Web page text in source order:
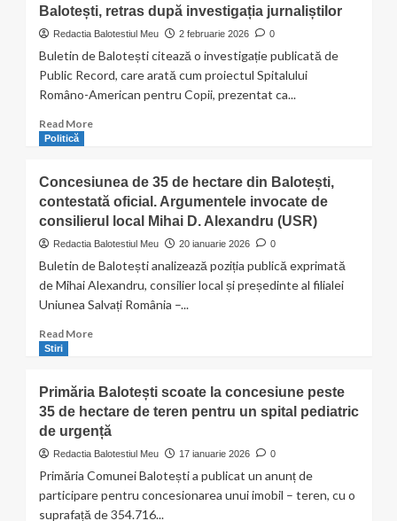
Balotești, retras după investigația jurnaliștilor
Redactia Balotestiul Meu 2 februarie 2026 0
Buletin de Balotești citează o investigație publicată de
Public Record, care arată cum proiectul Spitalului
Româno-American pentru Copii, prezentat ca...
Read MoreRead
de
250
de
milioane
euro
din
Balotești,
după
Politică
Concesiunea de 35 de hectare din Balotești,
contestată oficial. Argumentele invocate de
consilierul local Mihai D. Alexandru (USR)
Redactia Balotestiul Meu 20 ianuarie 2026 0
Buletin de Balotești analizează poziția publică exprimată
de Mihai Alexandru, consilier local și președinte al filialei
Uniunea Salvați România –...
Read MoreRead
de
35
de
hectare
Balotești,
contestată
oficial.
Stiri
Primăria Balotești scoate la concesiune peste
35 de hectare de teren pentru un spital pediatric
de urgență
Redactia Balotestiul Meu 17 ianuarie 2026 0
Primăria Comunei Balotești a publicat un anunț de
participare pentru concesionarea unui imobil – teren, cu o
suprafață de 354.716...